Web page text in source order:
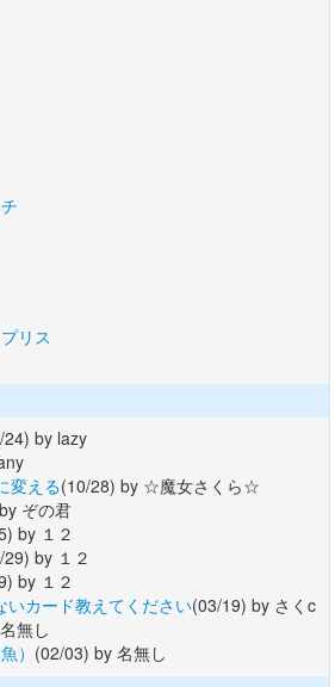
リス
24) by lazy
変える(10/28) by ☆魔女さくら☆
ぞの君
by １２
29) by １２
by １２
いカード教えてください(03/19) by さくc
無し
） (02/03) by 名無し